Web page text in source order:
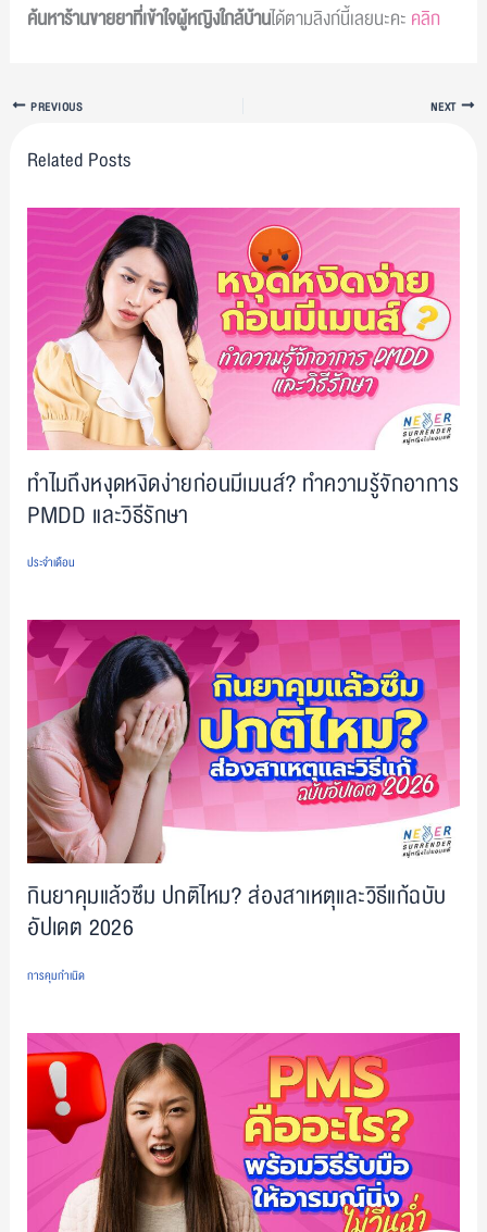
ค้นหาร้านขายยาที่เข้าใจผู้หญิงใกล้บ้านได้ตามลิงก์นี้เลยนะคะ คลิก
PREVIOUS NEXT
Related Posts
ทำไมถึงหงุดหงิดง่ายก่อนมีเมนส์? ทำความรู้จักอาการ
PMDD และวิธีรักษา
ประจำเดือน
กินยาคุมแล้วซึม ปกติไหม? ส่องสาเหตุและวิธีแก้ฉบับ
อัปเดต 2026
การคุมกำเนิด